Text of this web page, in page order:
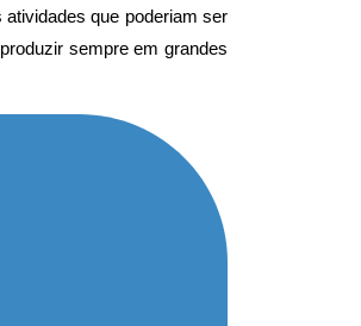
que poderiam ser
sempre em grandes